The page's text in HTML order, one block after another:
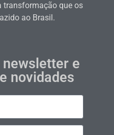
transformação que os
ao Brasil.
e
novidades